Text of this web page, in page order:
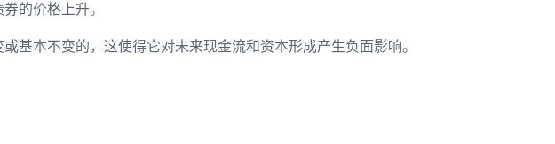
的价格上升。
基本不变的，这使得它对未来现金流和资本形成产生负面影响。